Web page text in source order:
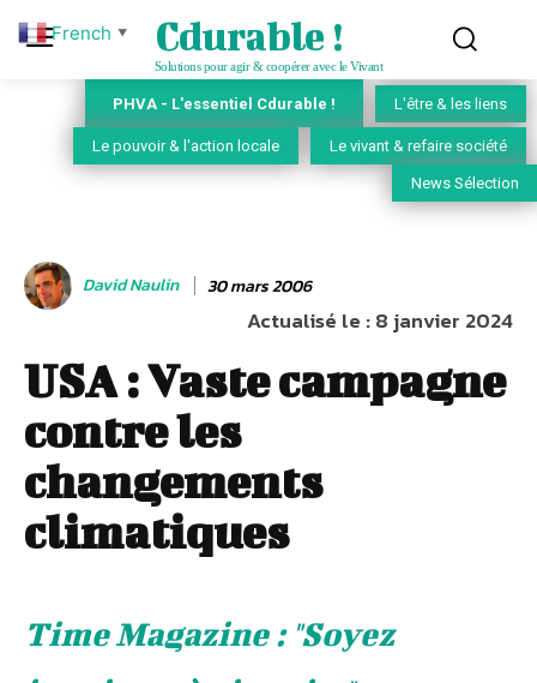
Cdurable !
Solutions pour agir & coopérer avec le Vivant
PHVA - L'essentiel Cdurable ! L'être & les liens
Le pouvoir & l'action locale Le vivant & refaire société
News Sélection
David Naulin 30 mars 2006
Actualisé le :8 janvier 2024
USA : Vaste campagne
contre les
changements
climatiques
Time Magazine : "Soyez
French ▼